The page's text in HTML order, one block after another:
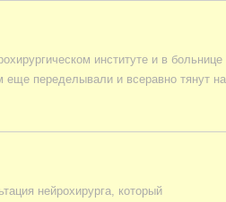
институте и в больнице
переделывали и всеравно тянут на
нейрохирурга, который